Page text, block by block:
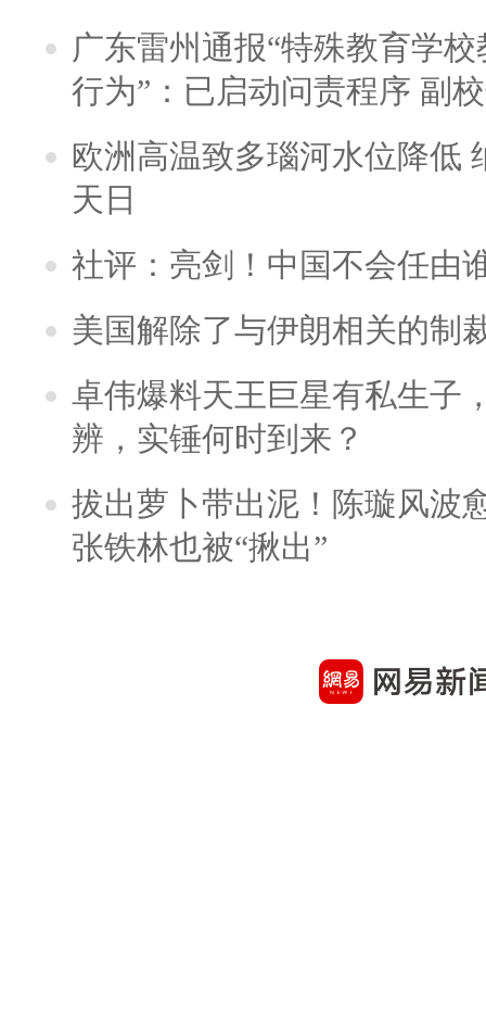
广东雷州通报“特殊教育学
行为”：已启动问责程序 副
欧洲高温致多瑙河水位降低
天日
社评：亮剑！中国不会任由
美国解除了与伊朗相关的制
卓伟爆料天王巨星有私生子
辨，实锤何时到来？
拔出萝卜带出泥！陈璇风波
张铁林也被“揪出”